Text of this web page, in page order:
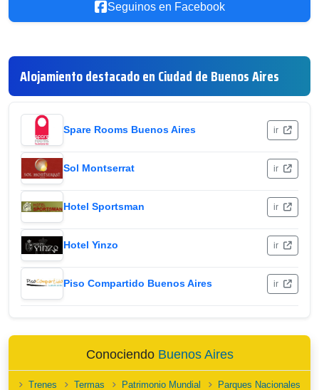
Seguinos en Facebook
Alojamiento destacado en Ciudad de Buenos Aires
Spare Rooms Buenos Aires ir
Sol Montserrat ir
Hotel Sportsman ir
Hotel Yinzo ir
Piso Compartido Buenos Aires ir
Conociendo Buenos Aires
Trenes Termas Patrimonio Mundial
Parques Nacionales